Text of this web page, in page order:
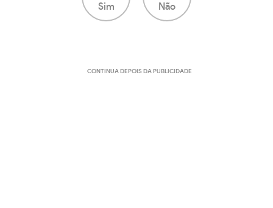
Sim Não
CONTINUA DEPOIS DA PUBLICIDADE